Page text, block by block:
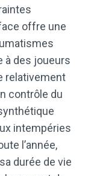
offre une
à des joueurs
relativement
contrôle du
intempéries
l’année,
durée de vie